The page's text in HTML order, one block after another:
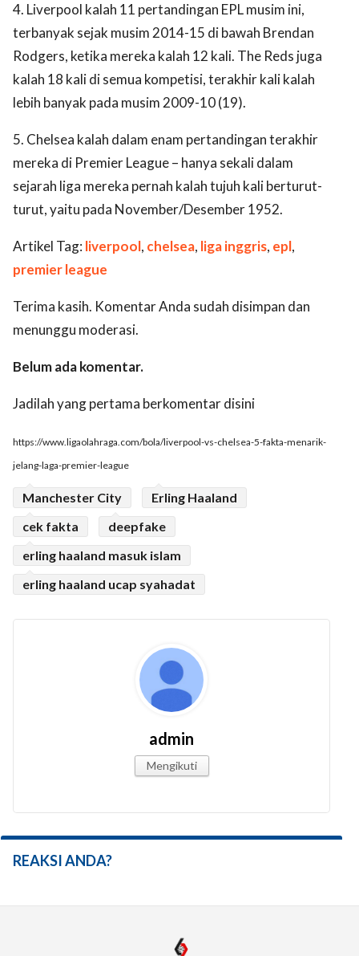
4. Liverpool kalah 11 pertandingan EPL musim ini,
terbanyak sejak musim 2014-15 di bawah Brendan
Rodgers, ketika mereka kalah 12 kali. The Reds juga
kalah 18 kali di semua kompetisi, terakhir kali kalah
lebih banyak pada musim 2009-10 (19).
5. Chelsea kalah dalam enam pertandingan terakhir
mereka di Premier League – hanya sekali dalam
sejarah liga mereka pernah kalah tujuh kali berturut-
turut, yaitu pada November/Desember 1952.
Artikel Tag: liverpool, chelsea, liga inggris, epl,
premier league
Terima kasih. Komentar Anda sudah disimpan dan
menunggu moderasi.
Belum ada komentar.
Jadilah yang pertama berkomentar disini
https://www.ligaolahraga.com/bola/liverpool-vs-chelsea-5-fakta-menarik-
jelang-laga-premier-league
Manchester City
Erling Haaland
cek fakta
deepfake
erling haaland masuk islam
erling haaland ucap syahadat
admin
Mengikuti
REAKSI ANDA?